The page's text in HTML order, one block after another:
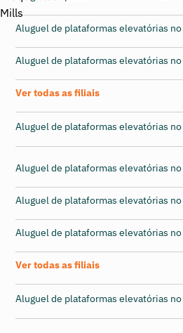
Aluguel de plataformas elevatórias
Aluguel de plataformas elevatórias
Ver todas as filiais
Aluguel de plataformas elevatórias no
Aluguel de plataformas elevatórias
Aluguel de plataformas elevatórias no
Aluguel de plataformas elevatórias
Ver todas as filiais
Aluguel de plataformas elevatórias no